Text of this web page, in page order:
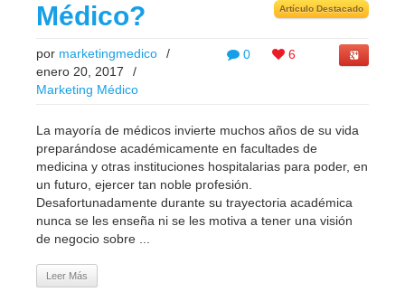
Médico?
Artículo Destacado
0 6
por marketingmedico
/
enero 20, 2017
/
Marketing Médico
La mayoría de médicos invierte muchos años de su vida
preparándose académicamente en facultades de
medicina y otras instituciones hospitalarias para poder, en
un futuro, ejercer tan noble profesión.
Desafortunadamente durante su trayectoria académica
nunca se les enseña ni se les motiva a tener una visión
de negocio sobre ...
Leer Más